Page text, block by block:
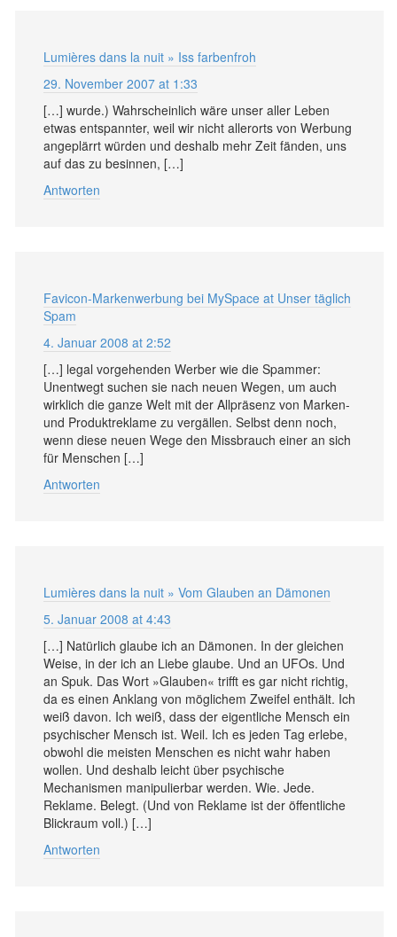
Lumières dans la nuit » Iss farbenfroh
29. November 2007 at 1:33
[…] wurde.) Wahrscheinlich wäre unser aller Leben
etwas entspannter, weil wir nicht allerorts von Werbung
angeplärrt würden und deshalb mehr Zeit fänden, uns
auf das zu besinnen, […]
Antworten
Favicon-Markenwerbung bei MySpace at Unser täglich
Spam
4. Januar 2008 at 2:52
[…] legal vorgehenden Werber wie die Spammer:
Unentwegt suchen sie nach neuen Wegen, um auch
wirklich die ganze Welt mit der Allpräsenz von Marken-
und Produktreklame zu vergällen. Selbst denn noch,
wenn diese neuen Wege den Missbrauch einer an sich
für Menschen […]
Antworten
Lumières dans la nuit » Vom Glauben an Dämonen
5. Januar 2008 at 4:43
[…] Natürlich glaube ich an Dämonen. In der gleichen
Weise, in der ich an Liebe glaube. Und an UFOs. Und
an Spuk. Das Wort »Glauben« trifft es gar nicht richtig,
da es einen Anklang von möglichem Zweifel enthält. Ich
weiß davon. Ich weiß, dass der eigentliche Mensch ein
psychischer Mensch ist. Weil. Ich es jeden Tag erlebe,
obwohl die meisten Menschen es nicht wahr haben
wollen. Und deshalb leicht über psychische
Mechanismen manipulierbar werden. Wie. Jede.
Reklame. Belegt. (Und von Reklame ist der öffentliche
Blickraum voll.) […]
Antworten